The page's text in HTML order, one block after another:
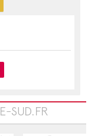
SUD.FR